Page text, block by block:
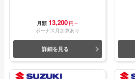
月額 13,200 円～
ボーナス月加算あり
詳細を見る